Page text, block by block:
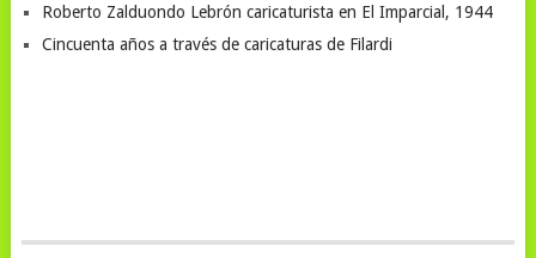
Roberto Zalduondo Lebrón caricaturista en El Imparcial, 1944
Cincuenta años a través de caricaturas de Filardi